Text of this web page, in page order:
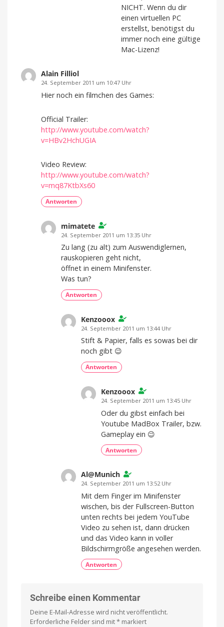
NICHT. Wenn du dir
einen virtuellen PC
erstellst, benötigst du
immer noch eine gültige
Mac-Lizenz!
Alain Filliol
24. September 2011 um 10:47 Uhr
Hier noch ein filmchen des Games:
Official Trailer:
http://www.youtube.com/watch?
v=HBv2HchUGIA
Video Review:
http://www.youtube.com/watch?
v=mq87KtbXs60
Antworten
mimatete
24. September 2011 um 13:35 Uhr
Zu lang (zu alt) zum Auswendiglernen,
rauskopieren geht nicht,
öffnet in einem Minifenster.
Was tun?
Antworten
Kenzooox
24. September 2011 um 13:44 Uhr
Stift & Papier, falls es sowas bei dir
noch gibt 😉
Antworten
Kenzooox
24. September 2011 um 13:45 Uhr
Oder du gibst einfach bei
Youtube MadBox Trailer, bzw.
Gameplay ein 😉
Antworten
Al@Munich
24. September 2011 um 13:52 Uhr
Mit dem Finger im Minifenster
wischen, bis der Fullscreen-Button
unten rechts bei jedem YouTube
Video zu sehen ist, dann drücken
und das Video kann in voller
Bildschirmgröße angesehen werden.
Antworten
Schreibe einen Kommentar
Deine E-Mail-Adresse wird nicht veröffentlicht.
Erforderliche Felder sind mit* markiert